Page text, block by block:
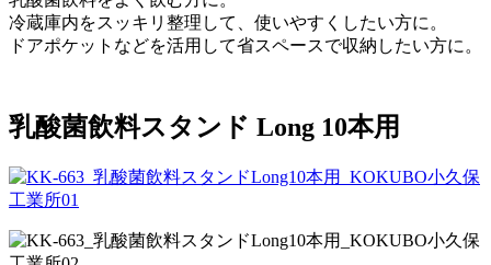
冷蔵庫内をスッキリ整理して、使いやすくしたい方に。
ドアポケットなどを活用して省スペースで収納したい方に。
乳酸菌飲料スタンド Long 10本用